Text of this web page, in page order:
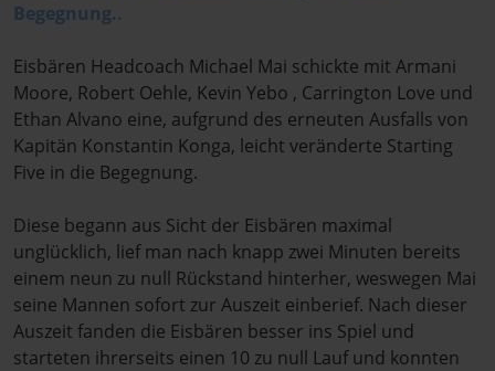
Begegnung..
Eisbären Headcoach Michael Mai schickte mit Armani
Moore, Robert Oehle, Kevin Yebo , Carrington Love und
Ethan Alvano eine, aufgrund des erneuten Ausfalls von
Kapitän Konstantin Konga, leicht veränderte Starting
Five in die Begegnung.
Diese begann aus Sicht der Eisbären maximal
unglücklich, lief man nach knapp zwei Minuten bereits
einem neun zu null Rückstand hinterher, weswegen Mai
seine Mannen sofort zur Auszeit einberief. Nach dieser
Auszeit fanden die Eisbären besser ins Spiel und
starteten ihrerseits einen 10 zu null Lauf und konnten